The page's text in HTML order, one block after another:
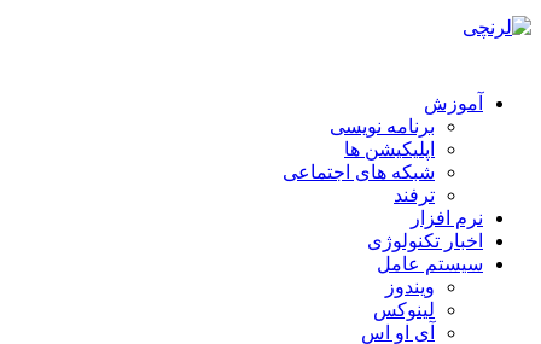
آموزش
برنامه نویسی
اپلیکیشن ها
شبکه های اجتماعی
ترفند
نرم افزار
اخبار تکنولوژی
سیستم عامل
ویندوز
لینوکس
آی او اس